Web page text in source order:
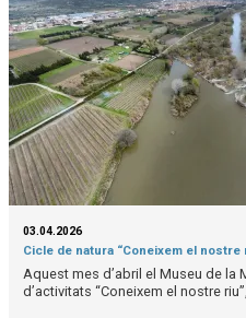
03.04.2026
Cicle de natura “Coneixem el nostre
Aquest mes d’abril el Museu de la
d’activitats “Coneixem el nostre